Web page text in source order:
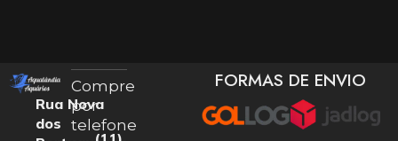
Rua Nova
dos
Compre
por
telefone
FORMAS DE ENVIO